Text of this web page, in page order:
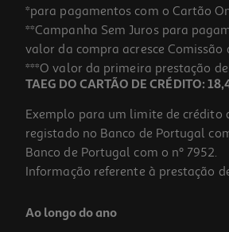
*para pagamentos com o Cartão
**Campanha Sem Juros para
valor da compra acresce
***O valor da primeira prestação
TAEG DO CARTÃO DE CRÉDITO:
Exemplo para um limite de crédito
registado no Banco de Portugal
Banco de Portugal com o nº 7952.
Informação referente à prestação
Ao longo do ano